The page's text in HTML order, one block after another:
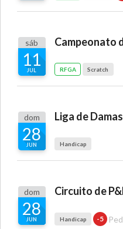
sáb
11
JUL
Campeonato
RFGA Scratch
dom
28
JUN
Liga de
Handicap
dom
28
JUN
Circuito de
Handicap -5